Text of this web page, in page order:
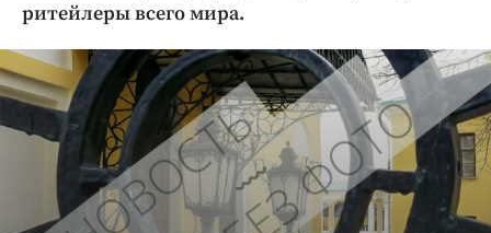
Культура
Недвижимость и ЖКХ
Образование
Общество
Погода
Праздники
Происшествия
ритейлеры всего мира.